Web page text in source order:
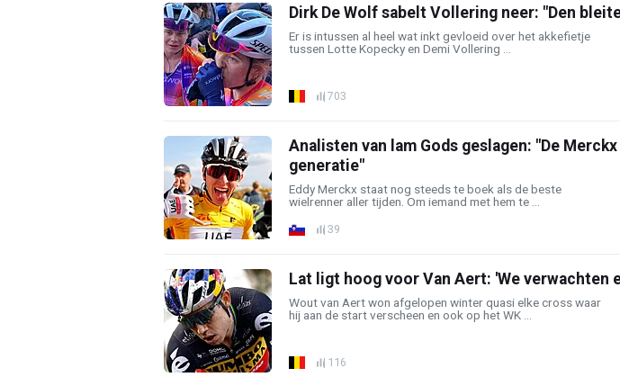
Dirk De Wolf sabelt Vollering neer: "Den
Er is intussen al heel wat inkt gevloeid over het akkefietje
tussen Lotte Kopecky en Demi Vollering ...
703
Analisten van lam Gods geslagen: "De
generatie"
Eddy Merckx staat nog steeds te boek als de beste
wielrenner aller tijden. Om iemand met hem te ...
39
Lat ligt hoog voor Van Aert: 'We verwachten
Wout van Aert won afgelopen winter quasi elke cross waar
hij aan de start verscheen en ook op het WK ...
116